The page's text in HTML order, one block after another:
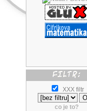
XXX filtr
co je to?